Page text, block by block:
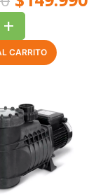
+
CARRITO